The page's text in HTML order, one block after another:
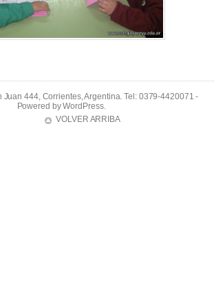
Juan 444, Corrientes, Argentina. Tel: 0379-4420071 -
Powered byWordPress.
VOLVER ARRIBA